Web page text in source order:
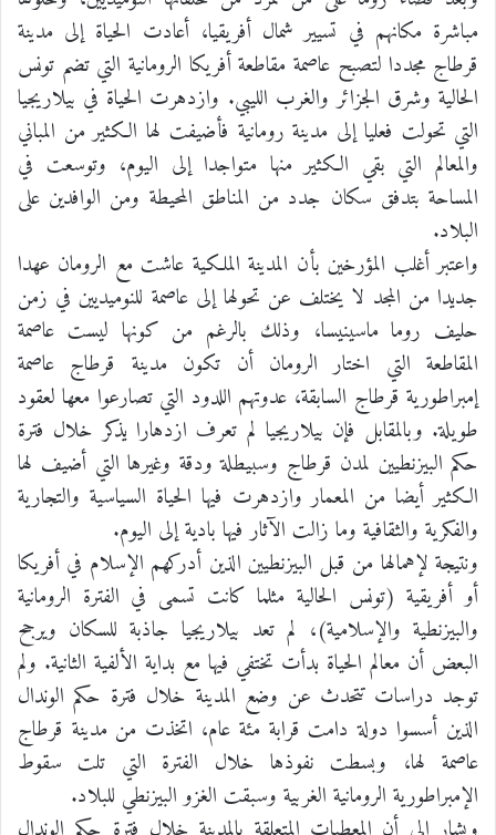
مباشرة مكانهم في تسيير شمال أفريقيا، أعادت الحياة إلى مدينة
قرطاج مجددا لتصبح عاصمة مقاطعة أفريكا الرومانية التي تضم تونس
الحالية وشرق الجزائر والغرب الليبي. وازدهرت الحياة في بيلاريجيا
التي تحولت فعليا إلى مدينة رومانية فأضيفت لها الكثير من المباني
والمعالم التي بقي الكثير منها متواجدا إلى اليوم، وتوسعت في
المساحة بتدفق سكان جدد من المناطق المحيطة ومن الوافدين على
البلاد.
واعتبر أغلب المؤرخين بأن المدينة الملكية عاشت مع الرومان عهدا
جديدا من المجد لا يختلف عن تحولها إلى عاصمة للنوميديين في زمن
حليف روما ماسينيسا، وذلك بالرغم من كونها ليست عاصمة
المقاطعة التي اختار الرومان أن تكون مدينة قرطاج عاصمة
إمبراطورية قرطاج السابقة، عدوتهم اللدود التي تصارعوا معها لعقود
طويلة. وبالمقابل فإن بيلاريجيا لم تعرف ازدهارا يذكر خلال فترة
حكم البيزنطيين لمدن قرطاج وسبيطلة ودقة وغيرها التي أضيف لها
الكثير أيضا من المعمار وازدهرت فيها الحياة السياسية والتجارية
والفكرية والثقافية وما زالت الآثار فيها بادية إلى اليوم.
ونتيجة لإهمالها من قبل البيزنطيين الذين أدركهم الإسلام في أفريكا
أو أفريقية (تونس الحالية مثلما كانت تسمى في الفترة الرومانية
والبيزنطية والإسلامية)، لم تعد بيلاريجيا جاذبة للسكان ويرجح
البعض أن معالم الحياة بدأت تختفي فيها مع بداية الألفية الثانية. ولم
توجد دراسات تتحدث عن وضع المدينة خلال فترة حكم الوندال
الذين أسسوا دولة دامت قرابة مئة عام، اتخذت من مدينة قرطاج
عاصمة لها، وبسطت نفوذها خلال الفترة التي تلت سقوط
الإمبراطورية الرومانية الغربية وسبقت الغزو البيزنطي للبلاد.